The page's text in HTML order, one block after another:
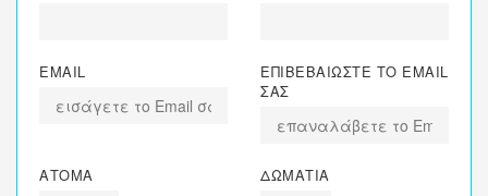
EMAIL
ΕΠΙΒΕΒΑΙΩΣΤΕ ΤΟ EMAIL
ΣΑΣ
ΑΤΟΜΑ ΔΩΜΑΤΙΑ